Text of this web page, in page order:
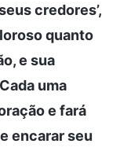
credores’,
quanto
e sua
uma
e fará
encarar seu